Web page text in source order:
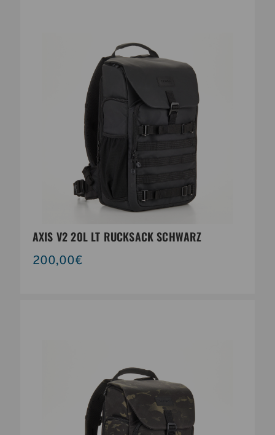
AXIS V2 20L LT RUCKSACK SCHWARZ
200,00€